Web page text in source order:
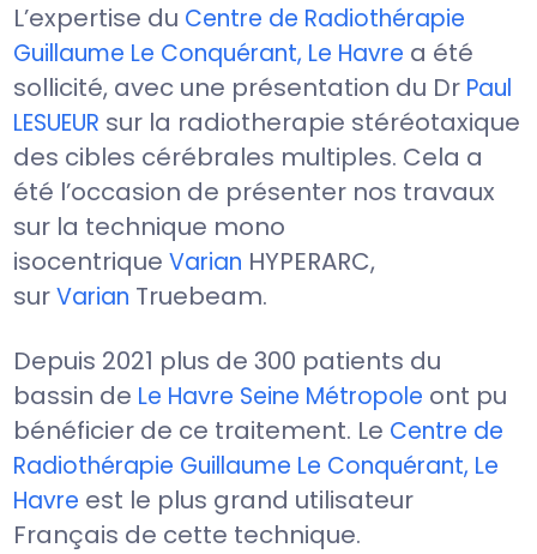
L’expertise du Centre de Radiothérapie
Guillaume Le Conquérant, Le Havre a été
sollicité, avec une présentation du Dr Paul
LESUEUR sur la radiotherapie stéréotaxique
des cibles cérébrales multiples. Cela a
été l’occasion de présenter nos travaux
sur la technique mono
isocentriqueVarian HYPERARC,
surVarian Truebeam.
Depuis 2021 plus de 300 patients du
bassin de Le Havre Seine Métropole ont pu
bénéficier de ce traitement. Le Centre de
Radiothérapie Guillaume Le Conquérant, Le
Havre est le plus grand utilisateur
Français de cette technique.